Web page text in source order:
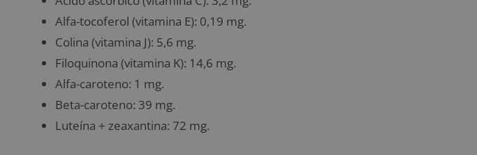
Alfa-tocoferol (vitamina E): 0,19 mg.
Colina (vitamina J): 5,6 mg.
Filoquinona (vitamina K): 14,6 mg.
Alfa-caroteno: 1 mg.
Beta-caroteno: 39 mg.
Luteína + zeaxantina: 72 mg.